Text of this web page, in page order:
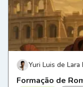
Yuri Luis de Lara
Formação de